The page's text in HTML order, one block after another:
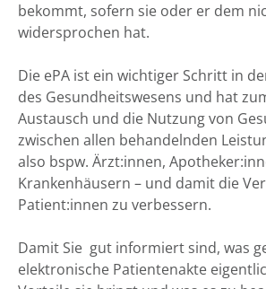
bekommt, sofern sie oder er dem
widersprochen hat.
Die ePA ist ein wichtiger Schritt in
des Gesundheitswesens und hat
Austausch und die Nutzung von
zwischen allen behandelnden
also bspw. Ärzt:innen,
Krankenhäusern – und damit die
Patient:innen zu verbessern.
Damit Sie gut informiert sind, was
elektronische Patientenakte